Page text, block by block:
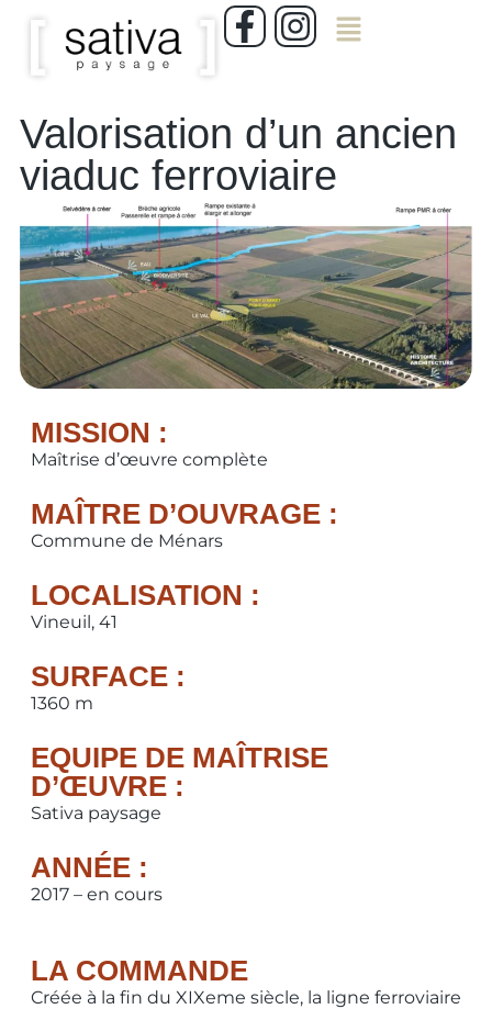
Valorisation d’un ancien
viaduc ferroviaire
MISSION :
Maîtrise d’œuvre complète
MAÎTRE D’OUVRAGE :
Commune de Ménars
LOCALISATION :
Vineuil, 41
SURFACE :
1360 m
EQUIPE DE MAÎTRISE
D’ŒUVRE :
Sativa paysage
ANNÉE :
2017 – en cours
LA COMMANDE
Créée à la fin du XIXeme siècle, la ligne ferroviaire